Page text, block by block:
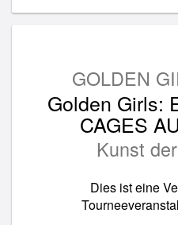
GOLDEN
Golden Girls:
CAGES
Kunst
Dies ist eine